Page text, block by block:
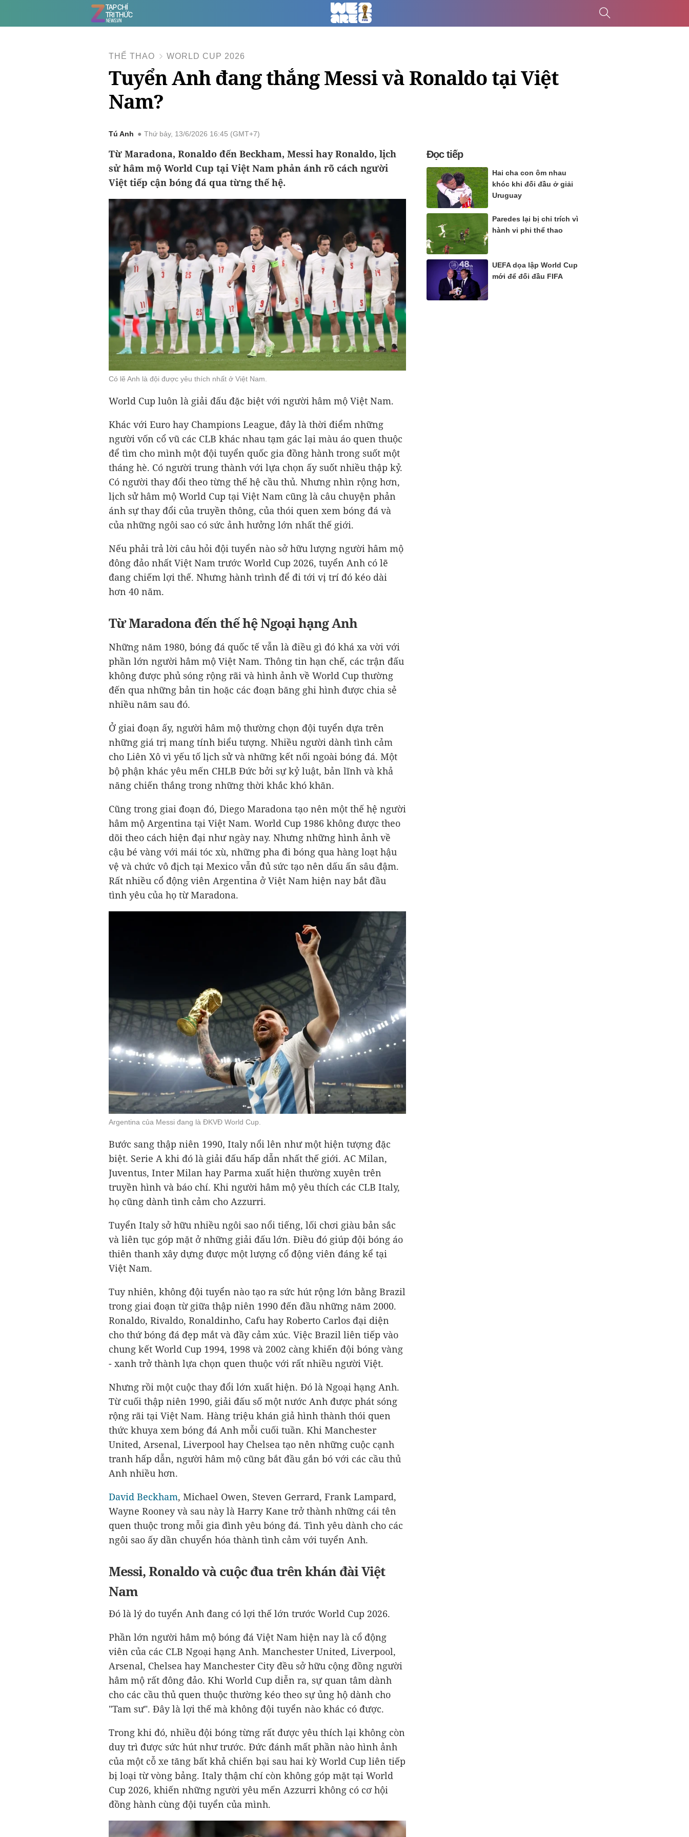
THỂ THAO WORLD CUP 2026
Tuyển Anh đang thắng Messi và Ronaldo tại Việt
Nam?
Tú Anh Thứ bảy, 13/6/2026 16:45 (GMT+7)
Từ Maradona, Ronaldo đến Beckham, Messi hay Ronaldo, lịch
sử hâm mộ World Cup tại Việt Nam phản ánh rõ cách người
Việt tiếp cận bóng đá qua từng thế hệ.
Có lẽ Anh là đội được yêu thích nhất ở Việt Nam.
World Cup luôn là giải đấu đặc biệt với người hâm mộ Việt Nam.
Khác với Euro hay Champions League, đây là thời điểm những
người vốn cổ vũ các CLB khác nhau tạm gác lại màu áo quen thuộc
để tìm cho mình một đội tuyển quốc gia đồng hành trong suốt một
tháng hè. Có người trung thành với lựa chọn ấy suốt nhiều thập kỷ.
Có người thay đổi theo từng thế hệ cầu thủ. Nhưng nhìn rộng hơn,
lịch sử hâm mộ World Cup tại Việt Nam cũng là câu chuyện phản
ánh sự thay đổi của truyền thông, của thói quen xem bóng đá và
của những ngôi sao có sức ảnh hưởng lớn nhất thế giới.
Nếu phải trả lời câu hỏi đội tuyển nào sở hữu lượng người hâm mộ
đông đảo nhất Việt Nam trước World Cup 2026, tuyển Anh có lẽ
đang chiếm lợi thế. Nhưng hành trình để đi tới vị trí đó kéo dài
hơn 40 năm.
Từ Maradona đến thế hệ Ngoại hạng Anh
Những năm 1980, bóng đá quốc tế vẫn là điều gì đó khá xa vời với
phần lớn người hâm mộ Việt Nam. Thông tin hạn chế, các trận đấu
không được phủ sóng rộng rãi và hình ảnh về World Cup thường
đến qua những bản tin hoặc các đoạn băng ghi hình được chia sẻ
nhiều năm sau đó.
Ở giai đoạn ấy, người hâm mộ thường chọn đội tuyển dựa trên
những giá trị mang tính biểu tượng. Nhiều người dành tình cảm
cho Liên Xô vì yếu tố lịch sử và những kết nối ngoài bóng đá. Một
bộ phận khác yêu mến CHLB Đức bởi sự kỷ luật, bản lĩnh và khả
năng chiến thắng trong những thời khắc khó khăn.
Cũng trong giai đoạn đó, Diego Maradona tạo nên một thế hệ người
hâm mộ Argentina tại Việt Nam. World Cup 1986 không được theo
dõi theo cách hiện đại như ngày nay. Nhưng những hình ảnh về
cậu bé vàng với mái tóc xù, những pha đi bóng qua hàng loạt hậu
vệ và chức vô địch tại Mexico vẫn đủ sức tạo nên dấu ấn sâu đậm.
Rất nhiều cổ động viên Argentina ở Việt Nam hiện nay bắt đầu
tình yêu của họ từ Maradona.
Argentina của Messi đang là ĐKVĐ World Cup.
Bước sang thập niên 1990, Italy nổi lên như một hiện tượng đặc
biệt. Serie A khi đó là giải đấu hấp dẫn nhất thế giới. AC Milan,
Juventus, Inter Milan hay Parma xuất hiện thường xuyên trên
truyền hình và báo chí. Khi người hâm mộ yêu thích các CLB Italy,
họ cũng dành tình cảm cho Azzurri.
Tuyển Italy sở hữu nhiều ngôi sao nổi tiếng, lối chơi giàu bản sắc
và liên tục góp mặt ở những giải đấu lớn. Điều đó giúp đội bóng áo
thiên thanh xây dựng được một lượng cổ động viên đáng kể tại
Việt Nam.
Tuy nhiên, không đội tuyển nào tạo ra sức hút rộng lớn bằng Brazil
trong giai đoạn từ giữa thập niên 1990 đến đầu những năm 2000.
Ronaldo, Rivaldo, Ronaldinho, Cafu hay Roberto Carlos đại diện
cho thứ bóng đá đẹp mắt và đầy cảm xúc. Việc Brazil liên tiếp vào
chung kết World Cup 1994, 1998 và 2002 càng khiến đội bóng vàng
- xanh trở thành lựa chọn quen thuộc với rất nhiều người Việt.
Nhưng rồi một cuộc thay đổi lớn xuất hiện. Đó là Ngoại hạng Anh.
Từ cuối thập niên 1990, giải đấu số một nước Anh được phát sóng
rộng rãi tại Việt Nam. Hàng triệu khán giả hình thành thói quen
thức khuya xem bóng đá Anh mỗi cuối tuần. Khi Manchester
United, Arsenal, Liverpool hay Chelsea tạo nên những cuộc cạnh
tranh hấp dẫn, người hâm mộ cũng bắt đầu gắn bó với các cầu thủ
Anh nhiều hơn.
David Beckham, Michael Owen, Steven Gerrard, Frank Lampard,
Wayne Rooney và sau này là Harry Kane trở thành những cái tên
quen thuộc trong mỗi gia đình yêu bóng đá. Tình yêu dành cho các
ngôi sao ấy dần chuyển hóa thành tình cảm với tuyển Anh.
Messi, Ronaldo và cuộc đua trên khán đài Việt
Nam
Đó là lý do tuyển Anh đang có lợi thế lớn trước World Cup 2026.
Phần lớn người hâm mộ bóng đá Việt Nam hiện nay là cổ động
viên của các CLB Ngoại hạng Anh. Manchester United, Liverpool,
Arsenal, Chelsea hay Manchester City đều sở hữu cộng đồng người
hâm mộ rất đông đảo. Khi World Cup diễn ra, sự quan tâm dành
cho các cầu thủ quen thuộc thường kéo theo sự ủng hộ dành cho
"Tam sư". Đây là lợi thế mà không đội tuyển nào khác có được.
Trong khi đó, nhiều đội bóng từng rất được yêu thích lại không còn
duy trì được sức hút như trước. Đức đánh mất phần nào hình ảnh
của một cỗ xe tăng bất khả chiến bại sau hai kỳ World Cup liên tiếp
bị loại từ vòng bảng. Italy thậm chí còn không góp mặt tại World
Cup 2026, khiến những người yêu mến Azzurri không có cơ hội
đồng hành cùng đội tuyển của mình.
Đọc tiếp
Hai cha con ôm nhau
khóc khi đối đầu ở giải
Uruguay
Paredes lại bị chỉ trích vì
hành vi phi thể thao
UEFA dọa lập World Cup
mới để đối đầu FIFA